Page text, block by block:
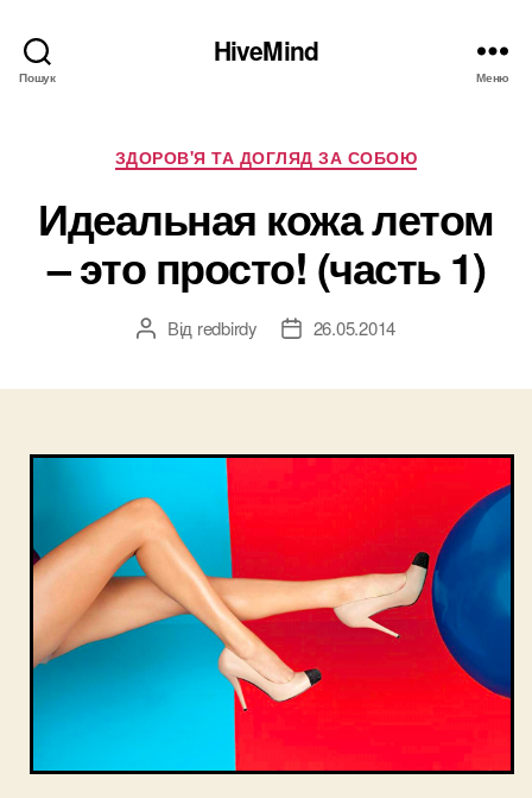
Пошук
HiveMind
Меню
Категорії
ЗДОРОВ'Я ТА ДОГЛЯД ЗА СОБОЮ
Идеальная кожа летом
– это просто! (часть 1)
Автор
Від redbirdy
Дата26.05.2014